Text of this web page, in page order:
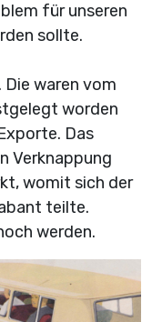
für unseren
sollte.
waren vom
worden
Das
Verknappung
womit sich der
teilte.
werden.